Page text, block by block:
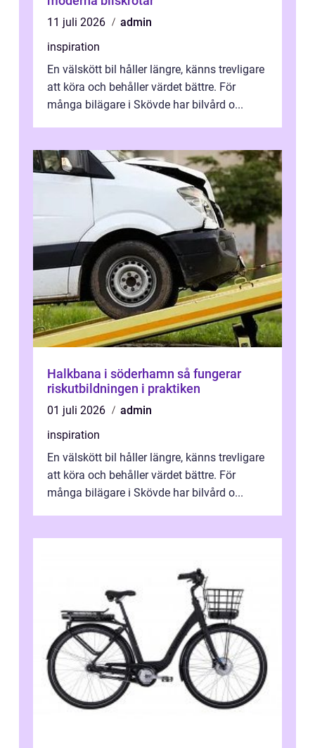
11 juli 2026
admin
inspiration
En välskött bil håller längre, känns trevligare
att köra och behåller värdet bättre. För
många bilägare i Skövde har bilvård o...
Halkbana i söderhamn så fungerar
riskutbildningen i praktiken
01 juli 2026
admin
inspiration
En välskött bil håller längre, känns trevligare
att köra och behåller värdet bättre. För
många bilägare i Skövde har bilvård o...